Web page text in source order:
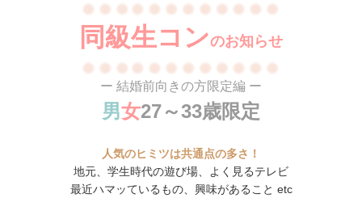
同級生コンのお知らせ
ー 結婚前向きの方限定編 ー
男女27～33歳限定
人気のヒミツは共通点の多さ！
地元、学生時代の遊び場、よく見るテレビ
最近ハマッているもの、興味があること etc